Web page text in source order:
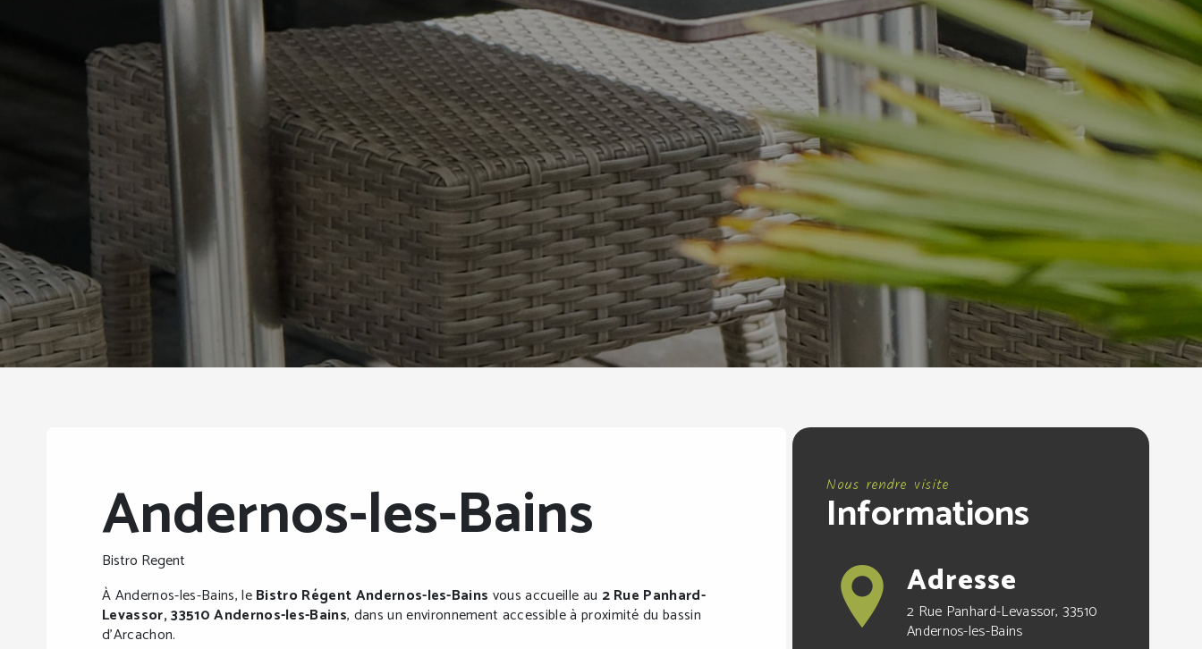
Andernos-les-Bains
Bistro Regent
À Andernos-les-Bains, leBistro Régent Andernos-les-Bains vous accueille au 2 Rue Panhard-
Levassor, 33510 Andernos-les-Bains, dans un environnement accessible à proximité du bassin
d’Arcachon.
Nous rendre visite
Informations
Adresse
2 Rue Panhard-Levassor, 33510
Andernos-les-Bains